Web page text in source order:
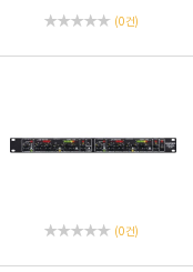
(0 건)
(0 건)